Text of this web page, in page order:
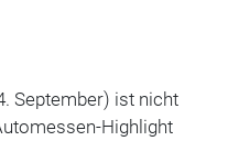
September) ist nicht
Highlight